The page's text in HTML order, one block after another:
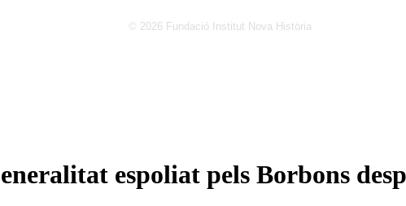
© 2026 Fundació Institut Nova Història
espoliat pels Borbons